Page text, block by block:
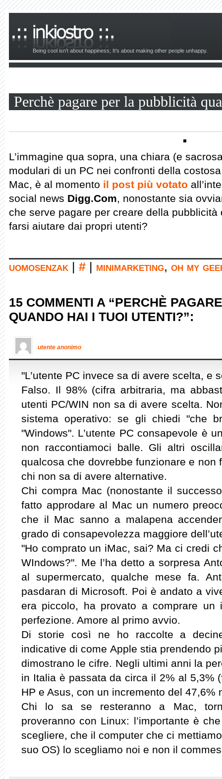
Being cool isn't about happiness; It's about making other people unhappy.
Perchè pagare per la pubblicità
L’immagine qua sopra, una chiara (e
modulari di un PC nei confronti della
Mac, è al momento il post più votato
social news Digg.Com, nonostante sia
che serve pagare per creare della
farsi aiutare dai propri utenti?
uomosenzak # minimarketing, oh my
15 COMMENTI A “PERCHÈ
QUANDO HAI I TUOI UTENTI?”:
utente anonimo
"L’utente PC invece sa di avere scelta, e
Falso. Il 98% (cifra arbitraria, ma
utenti PC/WIN non sa di avere scelta.
sistema operativo: se gli chiedi "che
"Windows". L’utente PC consapevole è
non raccontiamoci balle. Gli altri
qualcosa che dovrebbe funzionare e non
chi non sa di avere alternative.
Chi compra Mac (nonostante il
fatto approdare al Mac un numero
che il Mac sanno a malapena
grado di consapevolezza maggiore
"Ho comprato un iMac, sai? Ma ci credi
WIndows?". Me l’ha detto a sorpresa
al supermercato, qualche mese fa.
pasdaran di Microsoft. Poi è andato a
era piccolo, ha provato a comprare
perfezione. Amore al primo avvio.
Di storie così ne ho raccolte a
indicative di come Apple stia prendendo
dimostrano le cifre. Negli ultimi anni la
in Italia è passata da circa il 2% al 5,3%
HP e Asus, con un incremento del 47,6%
Chi lo sa se resteranno a Mac,
proveranno con Linux: l’importante è
scegliere, che il computer che ci
suo OS) lo scegliamo noi e non il